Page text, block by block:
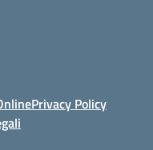
Privacy Policy